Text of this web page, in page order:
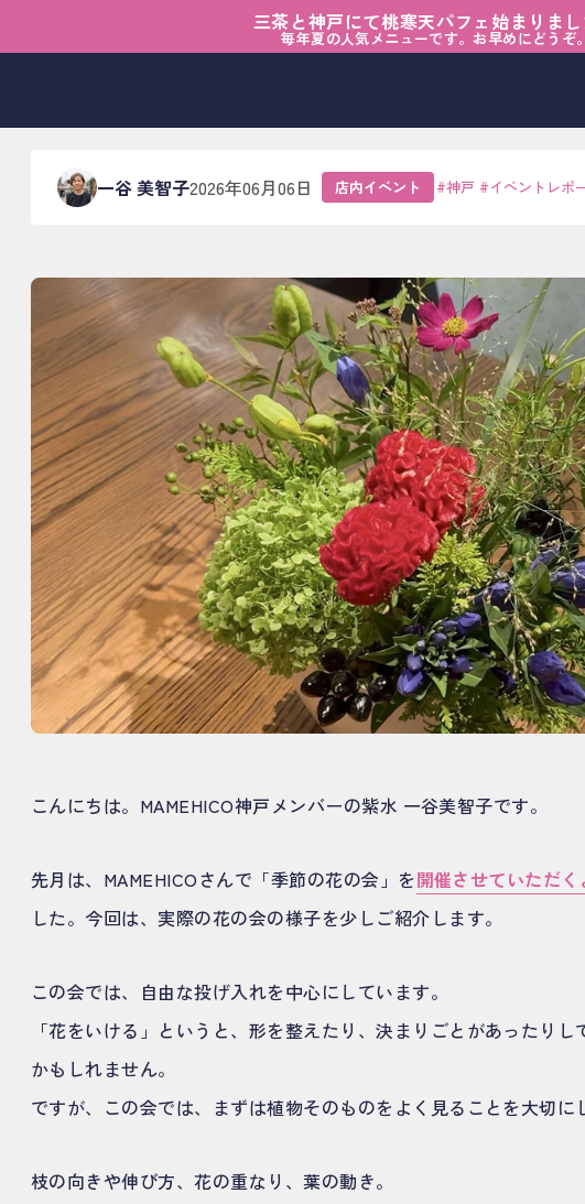
三茶と神戸にて桃寒天パフェ始まりまし
毎年夏の人気メニューです。お早めにどうぞ。
暮らしの中の小さな景色
暮らしの中の小さな景色
一谷 美智子2026年06月06日 店内イベント #神戸 #イベントレポ
こんにちは。MAMEHICO神戸メンバーの紫水 一谷美智子です。
先月は、MAMEHICOさんで「季節の花の会」を開催させていただ
した。今回は、実際の花の会の様子を少しご紹介します。
この会では、自由な投げ入れを中心にしています。
「花をいける」というと、形を整えたり、決まりごとがあったり
かもしれません。
ですが、この会では、まずは植物そのものをよく見ることを大切に
枝の向きや伸び方、花の重なり、葉の動き。